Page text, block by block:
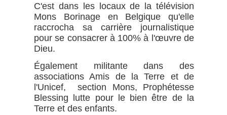
C'est dans les locaux de la télévision
Mons Borinage en Belgique qu'elle
raccrocha sa carrière journalistique
pour se consacrer à 100% à l'œuvre de
Dieu.
Également militante dans des
associations Amis de la Terre et de
l'Unicef, section Mons, Prophétesse
Blessing lutte pour le bien être de la
Terre et des enfants.